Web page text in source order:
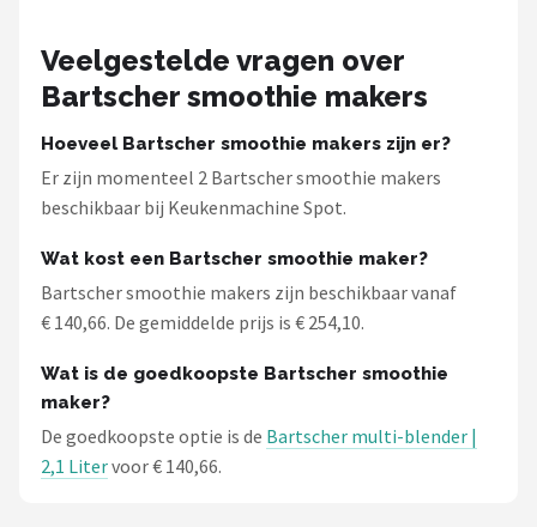
Veelgestelde vragen over
Bartscher smoothie makers
Hoeveel Bartscher smoothie makers zijn er?
Er zijn momenteel 2 Bartscher smoothie makers
beschikbaar bij Keukenmachine Spot.
Wat kost een Bartscher smoothie maker?
Bartscher smoothie makers zijn beschikbaar vanaf
€ 140,66. De gemiddelde prijs is € 254,10.
Wat is de goedkoopste Bartscher smoothie
maker?
De goedkoopste optie is de Bartscher multi-blender |
2,1 Litervoor € 140,66.